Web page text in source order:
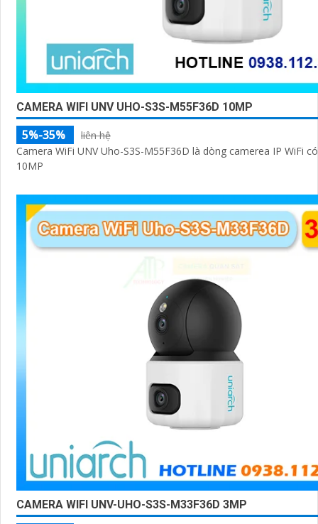
CAMERA WIFI UNV UHO-S3S-M55F36D 10MP
5%-35%
liên hệ
Camera WiFi UNV Uho-S3S-M55F36D là dòng camerea IP WiFi
10MP
CAMERA WIFI UNV-UHO-S3S-M33F36D 3MP